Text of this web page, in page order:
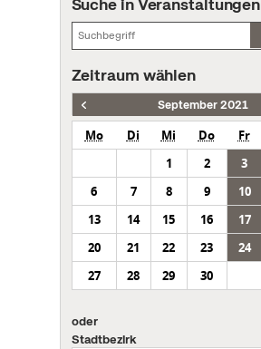
Suche in Veranstaltungen
Zeitraum wählen
September 2021
Mo Di Mi Do Fr
1
2 3
6
7 8 9 10
13
14 15 16 17
20
21 22 23 24
27
28 29 30
oder
Stadtbezirk